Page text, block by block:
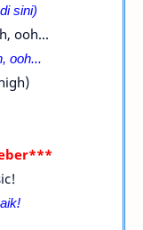
sini)
ooh...
ooh...